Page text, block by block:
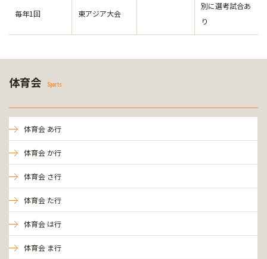
毎年1回 東アジア大会
別に選考試合あ
り
体育会 Sports
体育会 あ行
体育会 か行
体育会 さ行
体育会 た行
体育会 は行
体育会 ま行